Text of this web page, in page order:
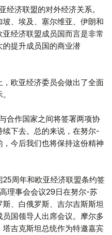
经济联盟的对外经济关系。
、埃及、塞尔维亚、伊朗和
经济联盟成员国而言是非常
提升成员国的商业潜
欧亚经济委员会做出了全面
合作国家之间将签署两项协
下去。总的来说，在努尔-
今后我们也将保持这份精神
周年和欧亚经济联盟条约签
理事会会议29日在努尔-苏
、白俄罗斯、吉尔吉斯斯坦
国领导人出席会议。摩尔多
吉克斯坦总统作为特邀嘉宾